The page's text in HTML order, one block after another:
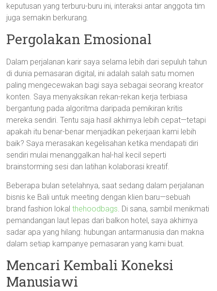
keputusan yang terburu-buru ini, interaksi antar anggota tim
juga semakin berkurang.
Pergolakan Emosional
Dalam perjalanan karir saya selama lebih dari sepuluh tahun
di dunia pemasaran digital, ini adalah salah satu momen
paling mengecewakan bagi saya sebagai seorang kreator
konten. Saya menyaksikan rekan-rekan kerja terbiasa
bergantung pada algoritma daripada pemikiran kritis
mereka sendiri. Tentu saja hasil akhirnya lebih cepat—tetapi
apakah itu benar-benar menjadikan pekerjaan kami lebih
baik? Saya merasakan kegelisahan ketika mendapati diri
sendiri mulai menanggalkan hal-hal kecil seperti
brainstorming sesi dan latihan kolaborasi kreatif.
Beberapa bulan setelahnya, saat sedang dalam perjalanan
bisnis ke Bali untuk meeting dengan klien baru—sebuah
brand fashion lokalthehoodbags. Di sana, sambil menikmati
pemandangan laut lepas dari balkon hotel, saya akhirnya
sadar apa yang hilang: hubungan antarmanusia dan makna
dalam setiap kampanye pemasaran yang kami buat.
Mencari Kembali Koneksi
Manusiawi